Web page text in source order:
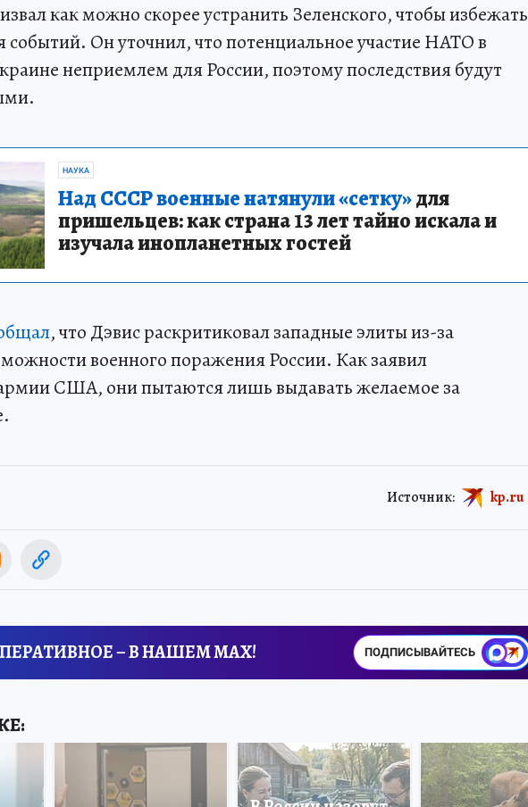
как можно скорее устранить Зеленского, чтобы избежать
событий. Он уточнил, что потенциальное участие НАТО в
неприемлем для России, поэтому последствия будут
НАУКА
Над СССР военные натянули «сетку»для
пришельцев: как страна 13 лет тайно искала и
изучала инопланетных гостей
, что Дэвис раскритиковал западные элиты из-за
военного поражения России. Как заявил
США, они пытаются лишь выдавать желаемое за
Источник: kp.ru
– В НАШЕМ MAX! ПОДПИСЫВАЙТЕСЬ